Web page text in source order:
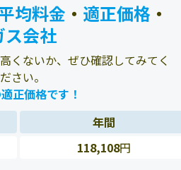
均料金 ・ 適正価格 ・
ス会社
くないか、ぜひ確認してみてく
ださい。
正価格です！
年間
118,108円